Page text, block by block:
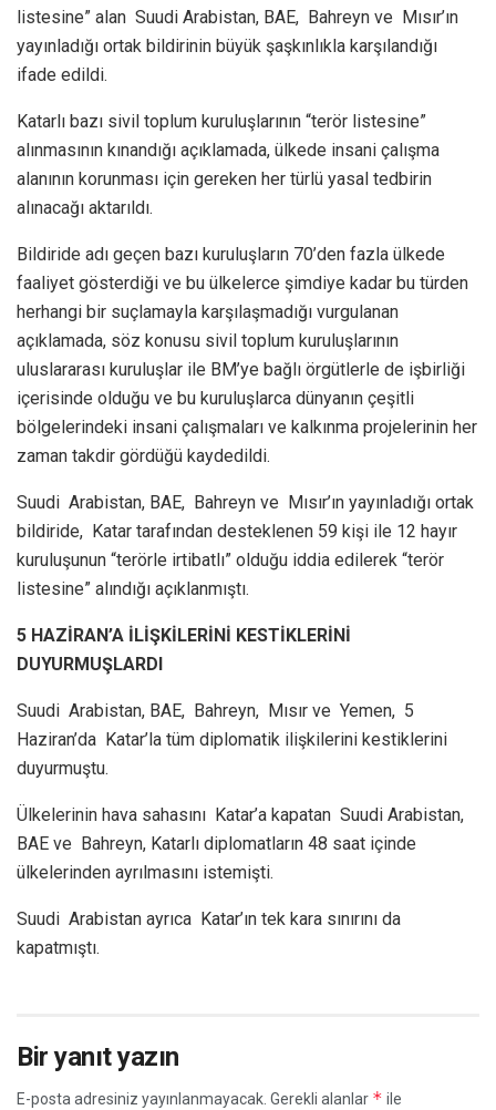
listesine” alan Suudi Arabistan, BAE, Bahreyn ve Mısır’ın
yayınladığı ortak bildirinin büyük şaşkınlıkla karşılandığı
ifade edildi.
Katarlı bazı sivil toplum kuruluşlarının “terör listesine”
alınmasının kınandığı açıklamada, ülkede insani çalışma
alanının korunması için gereken her türlü yasal tedbirin
alınacağı aktarıldı.
Bildiride adı geçen bazı kuruluşların 70’den fazla ülkede
faaliyet gösterdiği ve bu ülkelerce şimdiye kadar bu türden
herhangi bir suçlamayla karşılaşmadığı vurgulanan
açıklamada, söz konusu sivil toplum kuruluşlarının
uluslararası kuruluşlar ile BM’ye bağlı örgütlerle de işbirliği
içerisinde olduğu ve bu kuruluşlarca dünyanın çeşitli
bölgelerindeki insani çalışmaları ve kalkınma projelerinin her
zaman takdir gördüğü kaydedildi.
Suudi Arabistan, BAE, Bahreyn ve Mısır’ın yayınladığı ortak
bildiride, Katar tarafından desteklenen 59 kişi ile 12 hayır
kuruluşunun “terörle irtibatlı” olduğu iddia edilerek “terör
listesine” alındığı açıklanmıştı.
5 HAZİRAN’A İLİŞKİLERİNİ KESTİKLERİNİ
DUYURMUŞLARDI
Suudi Arabistan, BAE, Bahreyn, Mısır ve Yemen, 5
Haziran’da Katar’la tüm diplomatik ilişkilerini kestiklerini
duyurmuştu.
Ülkelerinin hava sahasını Katar’a kapatan Suudi Arabistan,
BAE ve Bahreyn, Katarlı diplomatların 48 saat içinde
ülkelerinden ayrılmasını istemişti.
Suudi Arabistan ayrıca Katar’ın tek kara sınırını da
kapatmıştı.
Bir yanıt yazın
E-posta adresiniz yayınlanmayacak. Gerekli alanlar * ile